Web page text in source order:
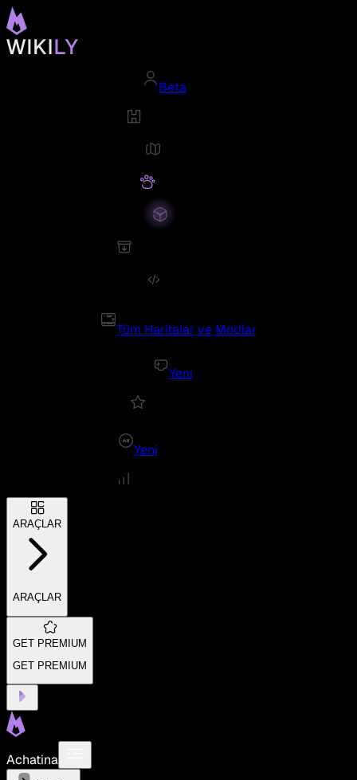
Beta
Tüm Haritalar ve Modlar
Yeni
Yeni
ARAÇLAR
ARAÇLAR
GET PREMIUM
GET PREMIUM
Achatina